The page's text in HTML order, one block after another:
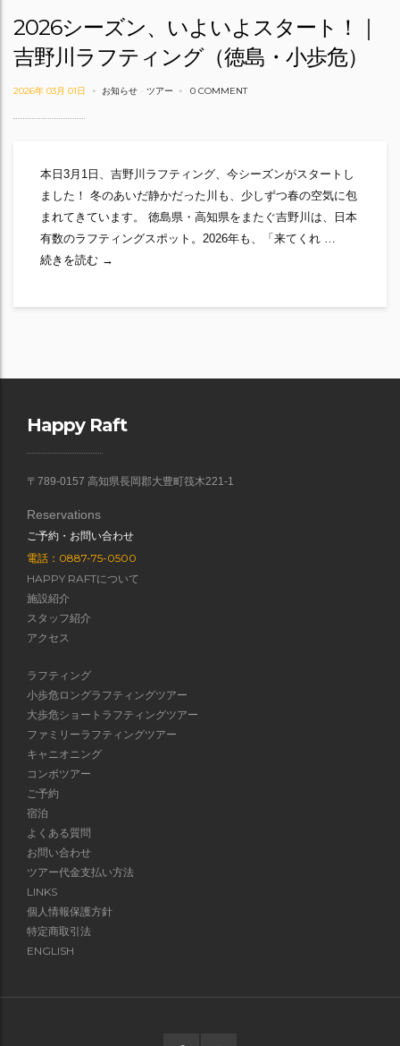
2026シーズン、いよいよスタート！｜
吉野川ラフティング（徳島・小歩危）
2026年 03月 01日 お知らせ - ツアー 0 COMMENT
本日3月1日、吉野川ラフティング、今シーズンがスタートし
ました！ 冬のあいだ静かだった川も、少しずつ春の空気に包
まれてきています。 徳島県・高知県をまたぐ吉野川は、日本
有数のラフティングスポット。2026年も、「来てくれ …
続きを読む 2026シーズン、いよいよスタート！｜吉野川ラフティン
→
Happy Raft
〒789-0157 高知県長岡郡大豊町筏木221-1
Reservations
ご予約・お問い合わせ
電話：0887-75-0500
HAPPY RAFTについて
施設紹介
スタッフ紹介
アクセス
ラフティング
小歩危ロングラフティングツアー
大歩危ショートラフティングツアー
ファミリーラフティングツアー
キャニオニング
コンボツアー
ご予約
宿泊
よくある質問
お問い合わせ
ツアー代金支払い方法
LINKS
個人情報保護方針
特定商取引法
ENGLISH